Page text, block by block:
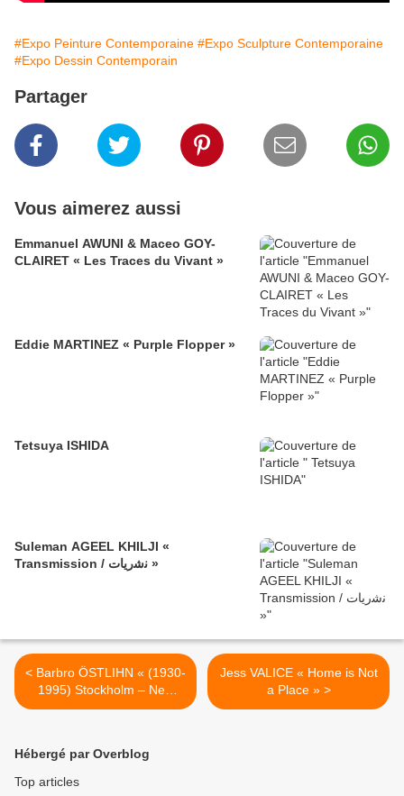
#Expo Peinture Contemporaine #Expo Sculpture Contemporaine
#Expo Dessin Contemporain
Partager
Vous aimerez aussi
Emmanuel AWUNI & Maceo GOY-
CLAIRET « Les Traces du Vivant »
Eddie MARTINEZ « Purple Flopper »
Tetsuya ISHIDA
Suleman AGEEL KHILJI «
Transmission / ﻧﺷرﯾﺎت »
< Barbro ÖSTLIHN « (1930-
1995) Stockholm – New
York – Paris »
Jess VALICE « Home is Not
a Place » >
Hébergé par Overblog
Top articles